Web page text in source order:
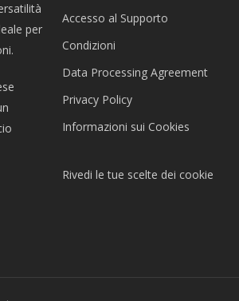
per
Accesso al Supporto
Condizioni
Data Processing Agreement
Privacy Policy
Informazioni sui Cookies
Rivedi le tue scelte dei cookie